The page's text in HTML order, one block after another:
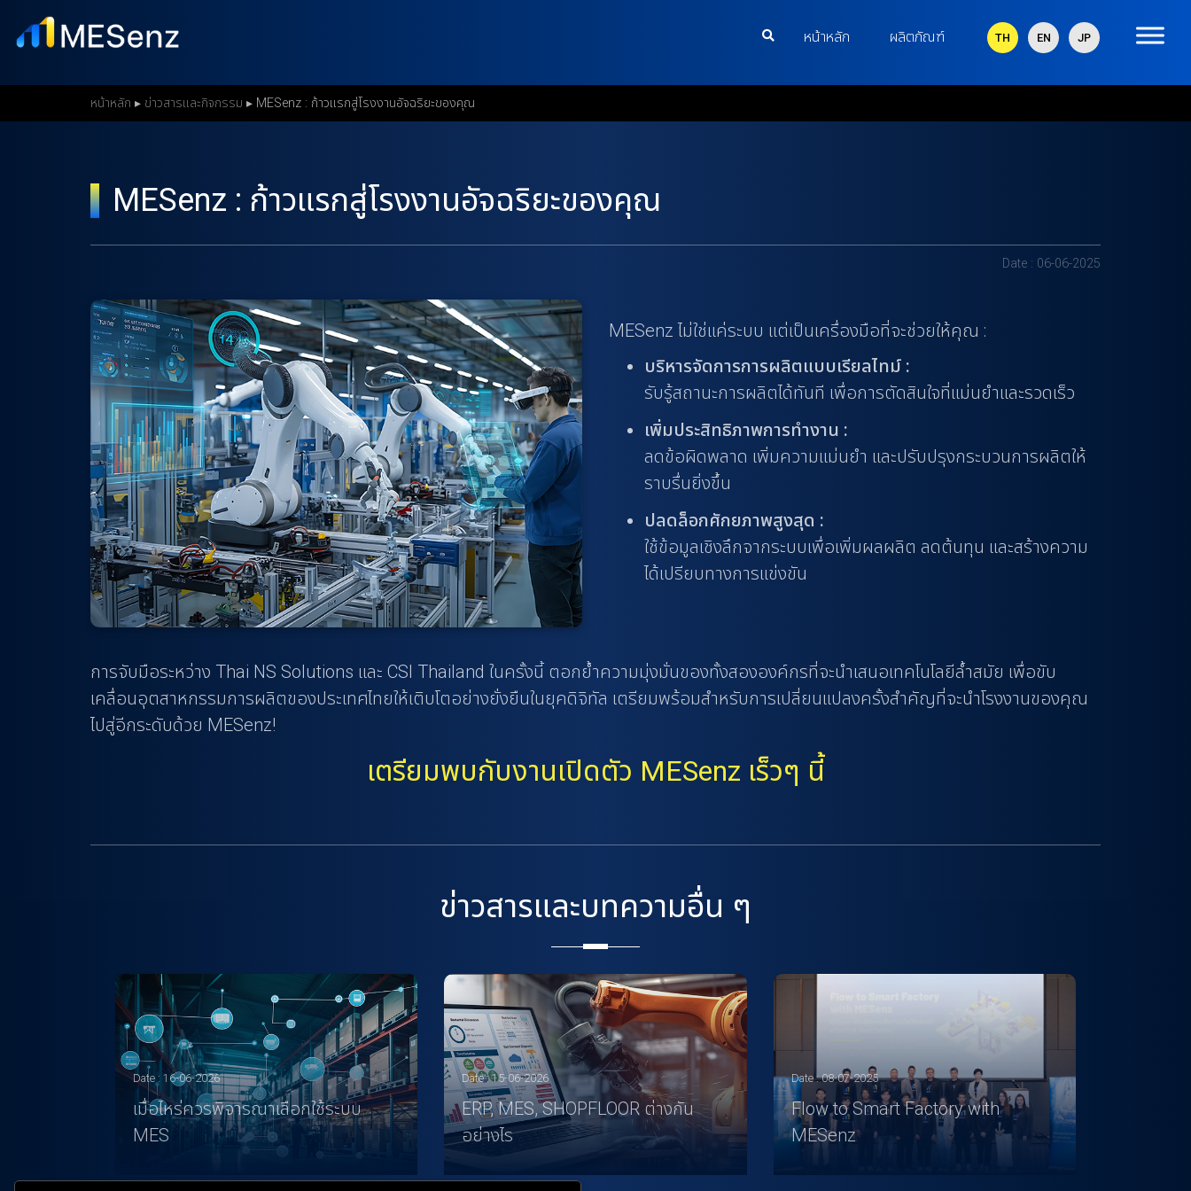
p
t
TH EN JP
หน้าหลัก ผลิตภัณฑ์
หน้าหลัก ▸ ข่าวสารและกิจกรรม ▸ MESenz : ก้าวแรกสู่โรงงานอัจฉริยะของคุณ
MESenz : ก้าวแรกสู่โรงงานอัจฉริยะของคุณ
Date : 06-06-2025
MESenz ไม่ใช่แค่ระบบ แต่เป็นเครื่องมือที่จะช่วยให้คุณ :
บริหารจัดการการผลิตแบบเรียลไทม์ :
รับรู้สถานะการผลิตได้ทันที เพื่อการตัดสินใจที่แม่นยำและรวดเร็ว
เพิ่มประสิทธิภาพการทำงาน :
ลดข้อผิดพลาด เพิ่มความแม่นยำ และปรับปรุงกระบวนการผลิตให้
ราบรื่นยิ่งขึ้น
ปลดล็อกศักยภาพสูงสุด :
ใช้ข้อมูลเชิงลึกจากระบบเพื่อเพิ่มผลผลิต ลดต้นทุน และสร้างความ
ได้เปรียบทางการแข่งขัน
การจับมือระหว่าง Thai NS Solutions และ CSI Thailand ในครั้งนี้ ตอกย้ำความมุ่งมั่นของทั้งสององค์กรที่จะนำเสนอเทคโนโลยีล้ำสมัย เพื่อขับ
เคลื่อนอุตสาหกรรมการผลิตของประเทศไทยให้เติบโตอย่างยั่งยืนในยุคดิจิทัล เตรียมพร้อมสำหรับการเปลี่ยนแปลงครั้งสำคัญที่จะนำโรงงานของคุณ
ไปสู่อีกระดับด้วย MESenz!
เตรียมพบกับงานเปิดตัว MESenz เร็วๆ นี้
ข่าวสารและบทความอื่น ๆ
Date : 16-06-2026
เมื่อไหร่ควรพิจารณาเลือกใช้ระบบ
MES
Date : 15-06-2026
ERP, MES, SHOPFLOOR ต่างกัน
อย่างไร
Date : 08-07-2025
Flow to Smart Factory with
MESenz